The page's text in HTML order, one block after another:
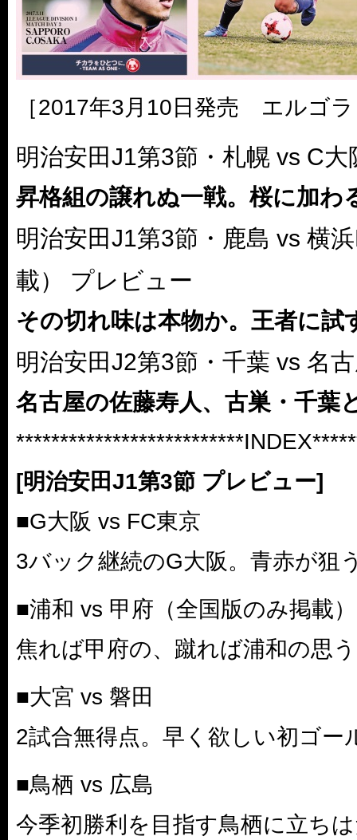
［2017年3月10日発売 エルゴ
明治安田J1第3節・札幌 vs C
昇格組の譲れぬ一戦。桜に加わ
明治安田J1第3節・鹿島 vs 横
載） プレビュー
その切れ味は本物か。王者に試
明治安田J2第3節・千葉 vs 名
名古屋の佐藤寿人、古巣・千葉
[明治安田J1第3節 プレビュー]
■G大阪 vs FC東京
3バック継続のG大阪。青赤が狙
■浦和 vs 甲府（全国版のみ掲載）
焦れば甲府の、蹴れば浦和の思
■大宮 vs 磐田
2試合無得点。早く欲しい初ゴー
■鳥栖 vs 広島
今季初勝利を目指す鳥栖に立ち